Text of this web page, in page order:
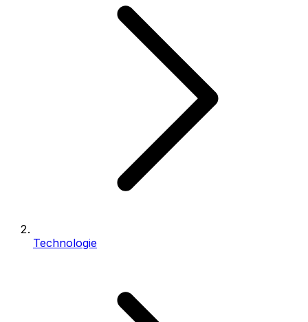
Technologie